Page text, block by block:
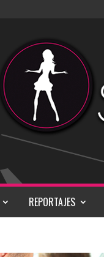
REPORTAJES